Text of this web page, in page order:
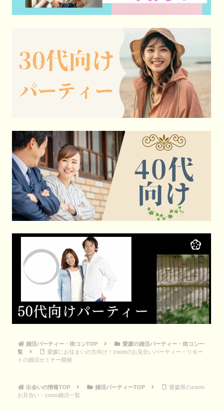
婚活パーティー・街コンTOP
愛媛の婚活パーティー・街コン一
覧
愛媛にお住まいの方向け！zoomのお見合いパーティー・リモー
トの婚活セミナー開催
出会いの情報TOP 婚活パーティーTOP
愛媛県のzoom
お見合い・zoom婚活一覧